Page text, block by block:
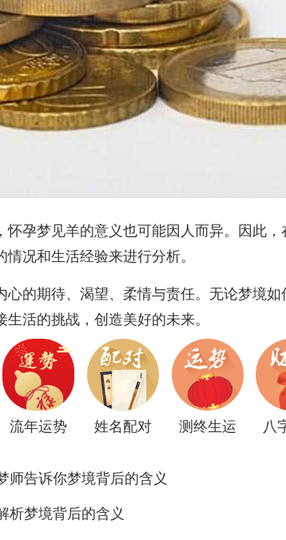
孕梦见羊的意义也可能因人而异。因此
况和生活经验来进行分析。
的期待、渴望、柔情与责任。无论梦境
活的挑战，创造美好的未来。
流年运势 姓名配对 测终生运 八
师告诉你梦境背后的含义
析梦境背后的含义